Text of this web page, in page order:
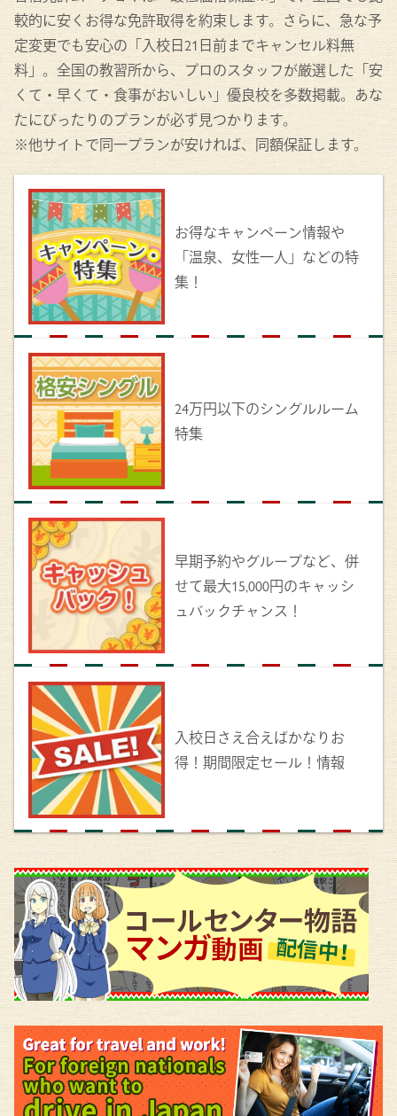
較的に安くお得な免許取得を約束します。さらに、急な予
定変更でも安心の「入校日21日前までキャンセル料無
料」。全国の教習所から、プロのスタッフが厳選した「安
くて・早くて・食事がおいしい」優良校を多数掲載。あな
たにぴったりのプランが必ず見つかります。
※他サイトで同一プランが安ければ、同額保証します。
お得なキャンペーン情報や
「温泉、女性一人」などの特
集！
24万円以下のシングルルーム
特集
早期予約やグループなど、併
せて最大15,000円のキャッシ
ュバックチャンス！
入校日さえ合えばかなりお
得！期間限定セール！情報